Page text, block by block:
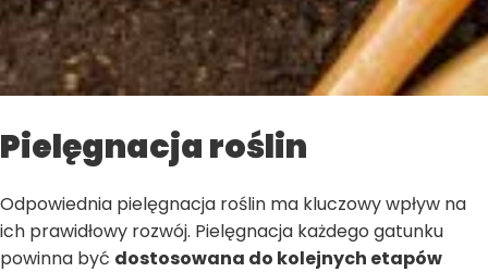
Pielęgnacja roślin
Odpowiednia pielęgnacja roślin ma kluczowy wpływ na
ich prawidłowy rozwój. Pielęgnacja każdego gatunku
powinna być dostosowana do kolejnych etapów